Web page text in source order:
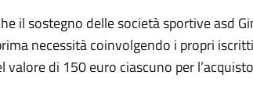
il sostegno delle società sportive asd
necessità coinvolgendo i propri
di 150 euro ciascuno per